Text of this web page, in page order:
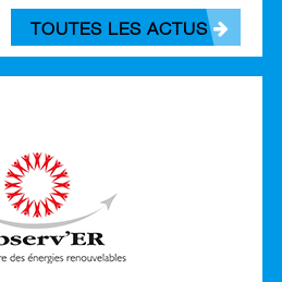
TOUTES LES ACTUS